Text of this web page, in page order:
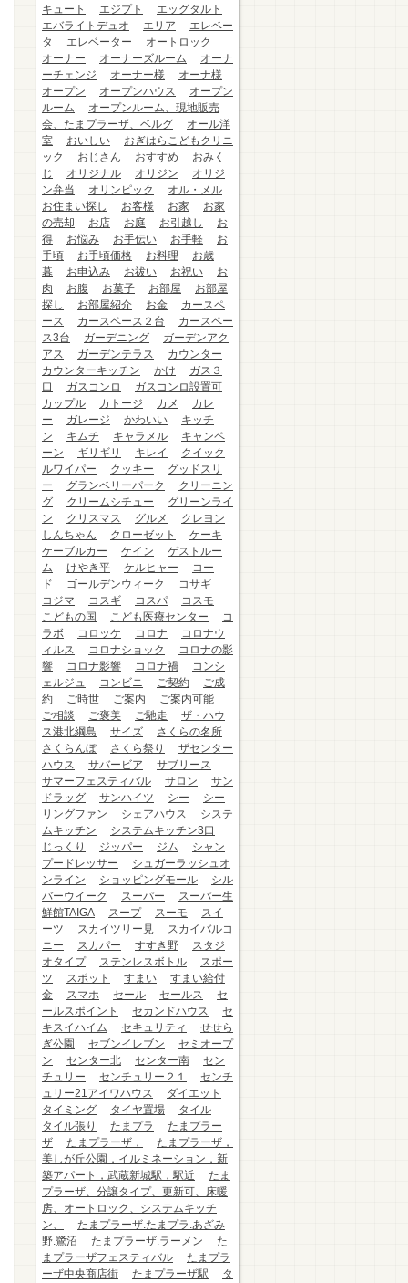
キュート
エジプト
エッグタルト
エバライトデュオ
エリア
エレベー
タ
エレベーター
オートロック
オーナー
オーナーズルーム
オーナ
ーチェンジ
オーナー様
オーナ様
オープン
オープンハウス
オープン
ルーム
オープンルーム、現地販売
会、たまプラーザ、ベルグ
オール洋
室
おいしい
おぎはらこどもクリニ
ック
おじさん おすすめ
おみく
じ
オリジナル オリジン
オリジ
ン弁当
オリンピック
オル・メル
お住まい探し
お客様 お家
お家
の売却
お店 お庭 お引越し
お
得
お悩み お手伝い お手軽
お
手頃
お手頃価格 お料理
お歳
暮
お申込み お祓い お祝い
お
肉
お腹 お菓子 お部屋
お部屋
探し
お部屋紹介 お金
カースペ
ース
カースペース２台
カースペー
ス3台
ガーデニング
ガーデンアク
アス
ガーデンテラス
カウンター
カウンターキッチン
かけ
ガス３
口
ガスコンロ
ガスコンロ設置可
カップル
カトージ カメ
カレ
ー
ガレージ かわいい
キッチ
ン
キムチ キャラメル
キャンペ
ーン
ギリギリ キレイ
クイック
ルワイパー
クッキー
グッドスリ
ー
グランベリーパーク
クリーニン
グ
クリームシチュー
グリーンライ
ン
クリスマス グルメ
クレヨン
しんちゃん
クローゼット
ケーキ
ケーブルカー
ケイン
ゲストルー
ム
けやき平 ケルヒャー
コー
ド
ゴールデンウィーク
コサギ
コジマ
コスギ コスパ
コスモ
こどもの国
こども医療センター
コ
ラボ
コロッケ コロナ
コロナウ
ィルス
コロナショック
コロナの影
響
コロナ影響 コロナ禍
コンシ
ェルジュ
コンビニ ご契約
ご成
約
ご時世 ご案内
ご案内可能
ご相談
ご褒美 ご馳走
ザ・ハウ
ス港北綱島
サイズ
さくらの名所
さくらんぼ
さくら祭り
ザセンター
ハウス
サバービア
サブリース
サマーフェスティバル
サロン
サン
ドラッグ
サンハイツ シー
シー
リングファン
シェアハウス
システ
ムキッチン
システムキッチン3口
じっくり
ジッパー ジム
シャン
プードレッサー
シュガーラッシュオ
ンライン
ショッピングモール
シル
バーウイーク
スーパー
スーパー生
鮮館TAIGA
スープ スーモ
スイ
ーツ
スカイツリー見
スカイバルコ
ニー
スカパー すすき野
スタジ
オタイプ
ステンレスボトル
スポー
ツ
スポット すまい
すまい給付
金
スマホ セール セールス
セ
ールスポイント
セカンドハウス
セ
キスイハイム
セキュリティ
せせら
ぎ公園
セブンイレブン
セミオープ
ン
センター北 センター南
セン
チュリー
センチュリー２１
センチ
ュリー21アイワハウス
ダイエット
タイミング
タイヤ置場
タイル
タイル張り
たまプラ
たまプラー
ザ
たまプラーザ，
たまプラーザ，
美しが丘公園，イルミネーション，新
築アパート，武蔵新城駅，駅近
たま
プラーザ、分譲タイプ、更新可、床暖
房、オートロック、システムキッチ
ン、
たまプラーザ.たまプラ.あざみ
野.鷺沼
たまプラーザ.ラーメン
た
まプラーザフェスティバル
たまプラ
ーザ中央商店街
たまプラーザ駅
タ